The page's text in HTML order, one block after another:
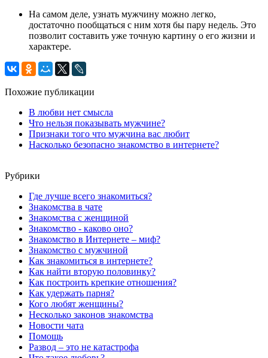
На самом деле, узнать мужчину можно легко,
достаточно пообщаться с ним хотя бы пару недель. Это
позволит составить уже точную картину о его жизни и
характере.
Похожие публикации
В любви нет смысла
Что нельзя показывать мужчине?
Признаки того что мужчина вас любит
Насколько безопасно знакомство в интернете?
Рубрики
Где лучше всего знакомиться?
Знакомства в чате
Знакомства с женщиной
Знакомство - каково оно?
Знакомство в Интернете – миф?
Знакомство с мужчиной
Как знакомиться в интернете?
Как найти вторую половинку?
Как построить крепкие отношения?
Как удержать парня?
Кого любят женщины?
Несколько законов знакомства
Новости чата
Помощь
Развод – это не катастрофа